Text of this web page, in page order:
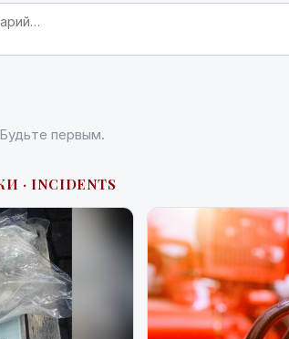
первым.
· INCIDENTS